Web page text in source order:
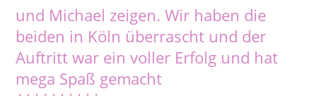
und Michael zeigen. Wir haben die
beiden in Köln überrascht und der
Auftritt war ein voller Erfolg und hat
mega Spaß gemacht